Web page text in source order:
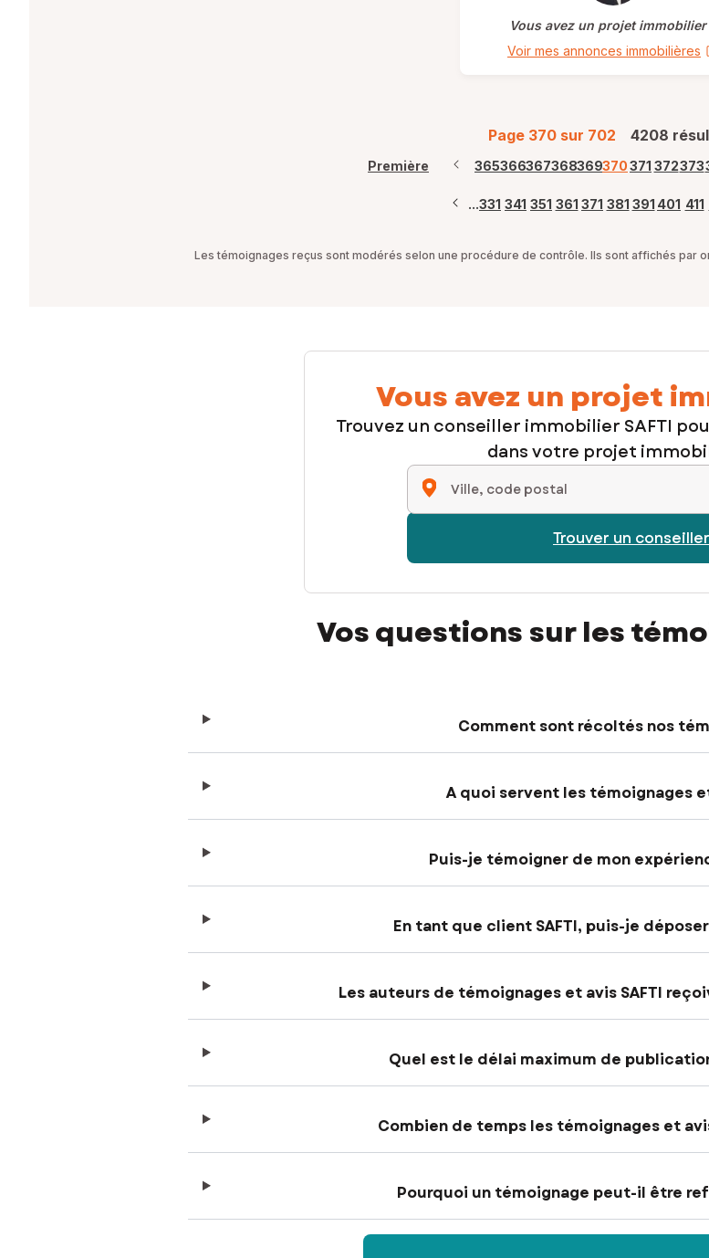
Vous avez un projet immobilier
Voir mes annonces immobilières
Page 370 sur 702 4208
Première 365366367368369370371 372373
...331 341 351 361 371 381 391 401 411
Les témoignages reçus sont modérés selon une procédure de contrôle. Ils sont affichés par
Vous avez un projet
Trouvez un conseiller immobilier SAFTI
dans votre projet
Ville, code postal
Trouver un conseiller
Vos questions sur les
Comment sont récoltés nos
A quoi servent les témoignages
Puis-je témoigner de mon
En tant que client SAFTI, puis-je
Les auteurs de témoignages et avis SAFTI
Quel est le délai maximum de
Combien de temps les témoignages et
Pourquoi un témoignage peut-il être